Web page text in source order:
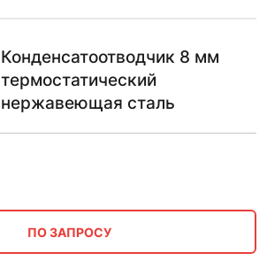
Конденсатоотводчик 8 мм
термостатический
нержавеющая сталь
ПО ЗАПРОСУ